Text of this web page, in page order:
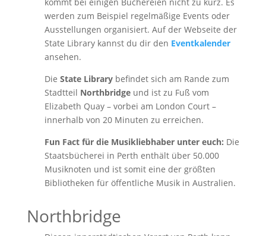
kommt bei einigen Büchereien nicht zu kurz. Es
werden zum Beispiel regelmäßige Events oder
Ausstellungen organisiert. Auf der Webseite der
State Library kannst du dir den Eventkalender
ansehen.
Die State Librarybefindet sich am Rande zum
Stadtteil Northbridgeund ist zu Fuß vom
Elizabeth Quay – vorbei am London Court –
innerhalb von 20 Minuten zu erreichen.
Fun Fact für die Musikliebhaber unter euch: Die
Staatsbücherei in Perth enthält über 50.000
Musiknoten und ist somit eine der größten
Bibliotheken für öffentliche Musik in Australien.
Northbridge